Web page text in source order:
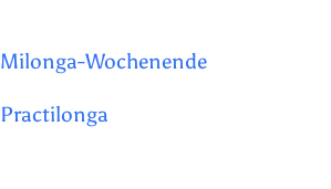
Milonga-Wochenende
Practilonga